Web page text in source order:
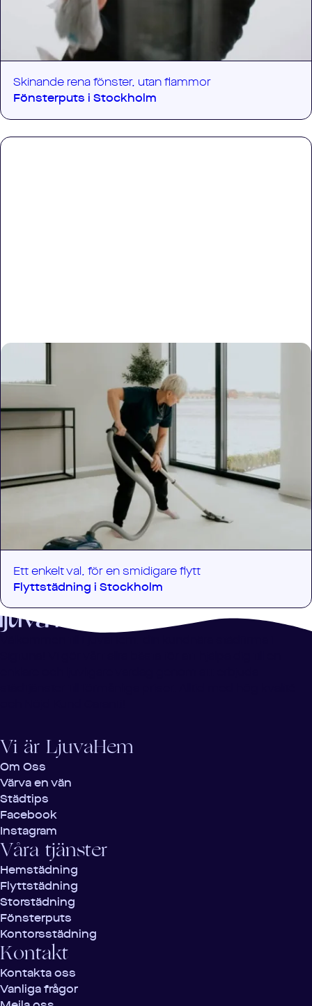
Skinande rena fönster, utan flammor
Fönsterputs iStockholm
Ett enkelt val, för en smidigare flytt
Flyttstädning iStockholm
Vi är LjuvaHem
Om Oss
Värva en vän
Städtips
Facebook
Instagram
Våra tjänster
Hemstädning
Flyttstädning
Storstädning
Fönsterputs
Kontorsstädning
Kontakt
Kontakta oss
Vanliga frågor